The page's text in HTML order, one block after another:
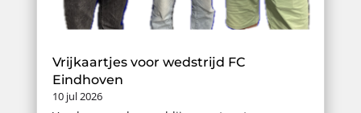
Vrijkaartjes voor wedstrijd FC
Eindhoven
10 jul 2026